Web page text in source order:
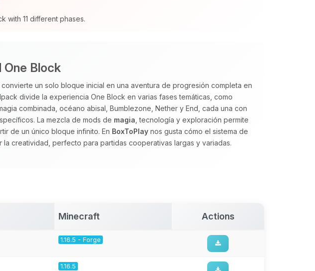
with 11 different phases.
One Block
un solo bloque inicial en una aventura de progresión completa en
divide la experiencia One Block en varias fases temáticas, como
combinada, océano abisal, Bumblezone, Nether y End, cada una con
La mezcla de mods de magia , tecnología y exploración permite
de un único bloque infinito. En BoxToPlay nos gusta cómo el sistema de
la creatividad, perfecto para partidas cooperativas largas y variadas.
Minecraft Actions
1.16.5 - Forge
1.16.5